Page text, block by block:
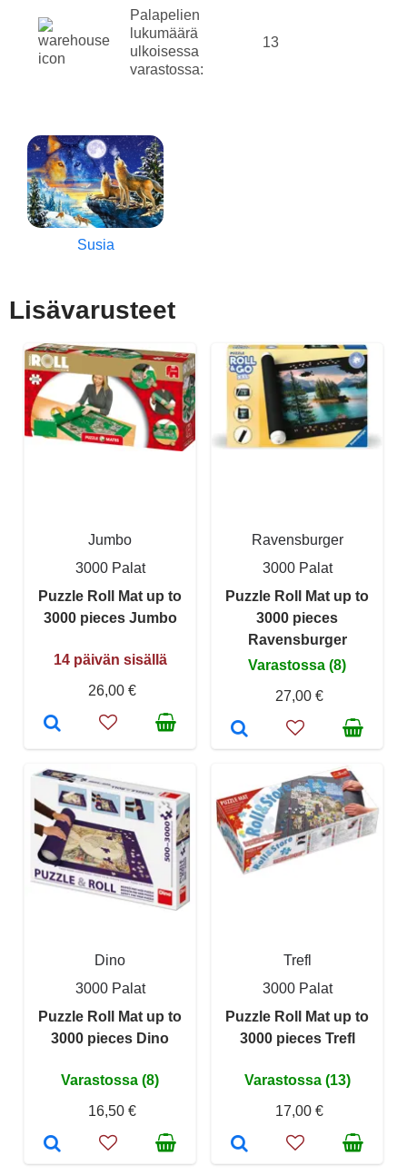
Palapelien
lukumäärä
ulkoisessa
varastossa:
13
Susia
Lisävarusteet
Jumbo
3000 Palat
Puzzle Roll Mat up to
3000 pieces Jumbo
14 päivän sisällä
26,00 €
Ravensburger
3000 Palat
Puzzle Roll Mat up to
3000 pieces
Ravensburger
Varastossa (8)
27,00 €
Dino
3000 Palat
Puzzle Roll Mat up to
3000 pieces Dino
Varastossa (8)
16,50 €
Trefl
3000 Palat
Puzzle Roll Mat up to
3000 pieces Trefl
Varastossa (13)
17,00 €